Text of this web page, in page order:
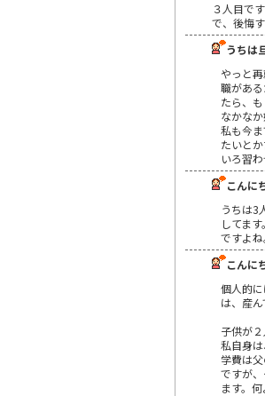
３人目で
で、後悔
うちは
やっと
職があ
たら、
なかな
私も今
たいと
いろ習
こんに
うちは3
してま
ですよ
こんに
個人的
は、産
子供が
私自身
学費は
ですが
ます。